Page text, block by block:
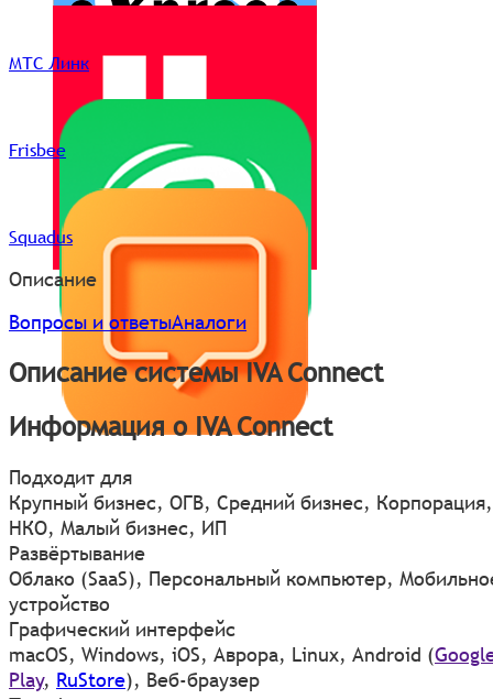
МТС Линк
Frisbee
Squadus
Описание
Вопросы и ответыАналоги
Описание системы IVA Connect
Информация о IVA Connect
Подходит для
Крупный бизнес, ОГВ, Средний бизнес, Корпорация,
НКО, Малый бизнес, ИП
Развёртывание
Облако (SaaS), Персональный компьютер,
устройство
Графический интерфейс
macOS, Windows, iOS, Аврора, Linux, Android (
Play, RuStore), Веб-браузер